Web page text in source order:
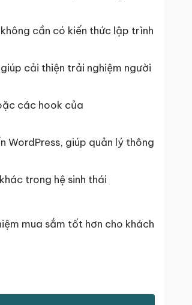
cần có kiến thức lập trình
cải thiện trải nghiệm người
các hook của
WordPress, giúp quản lý thông
trong hệ sinh thái
mua sắm tốt hơn cho khách